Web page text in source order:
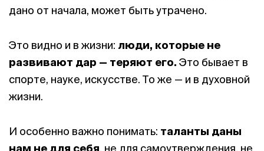
дано от начала, может быть утрачено.
Это видно и в жизни: люди, которые не
развивают дар — теряют его. Это бывает в
спорте, науке, искусстве. То же — и в духовной
жизни.
И особенно важно понимать: таланты даны
нам не для себя , не для самоутверждения, не